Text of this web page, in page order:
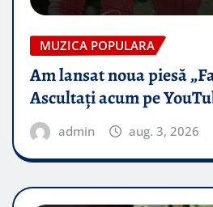
MUZICA POPULARA
Am lansat noua piesă
Ascultați acum pe
admin aug. 3, 2026